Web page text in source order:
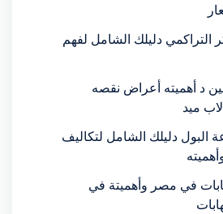
التراكمي دليلك الشامل لفهم
د أهميته أعراض نقصه
ميد
البول دليلك الشامل لتكاليف
في مصر وأهميتة في